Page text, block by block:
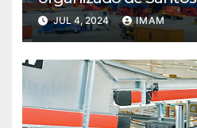
JUL 4, 2024 IMAM